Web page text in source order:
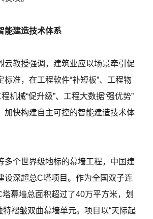
能建造技术体系
云教授强调，建筑业应以场景牵引促
标准，在工程软件“补短板”、工程物
机械“促升级”、工程大数据“强优势”
加快构建自主可控的智能建造技术体
多个世界级地标的幕墙工程，中国建
设深超总C塔项目。作为全国双子连
幕墙总面积超过了40万平方米，划
褶皱双曲幕墙单元。项目以“天际起